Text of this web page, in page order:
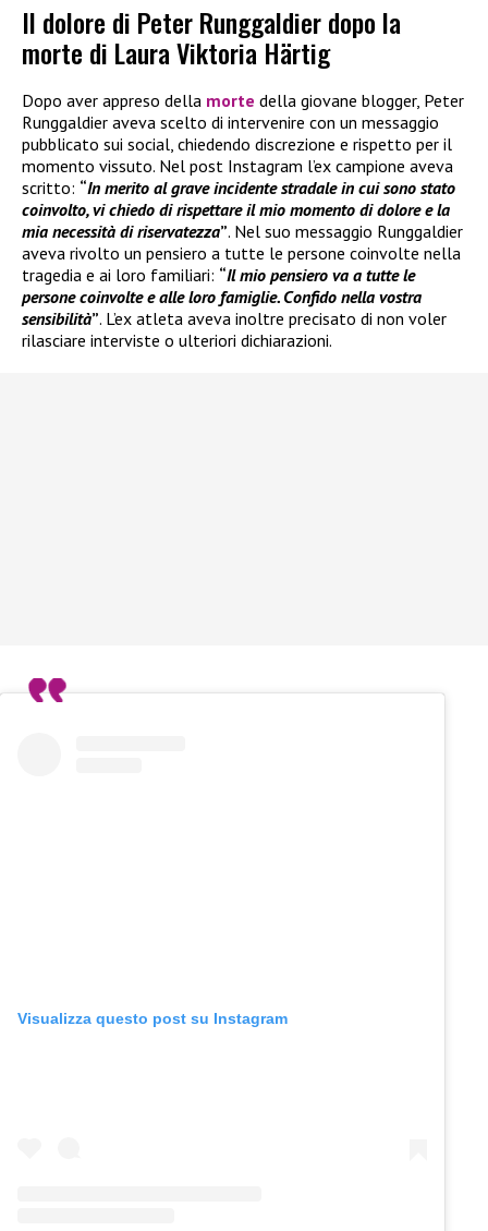
Il dolore di Peter Runggaldier dopo la
morte di Laura Viktoria Härtig
Dopo aver appreso della morte della giovane blogger, Peter
Runggaldier aveva scelto di intervenire con un messaggio
pubblicato sui social, chiedendo discrezione e rispetto per il
momento vissuto. Nel post Instagram l’ex campione aveva
scritto: “In merito al grave incidente stradale in cui sono stato
coinvolto, vi chiedo di rispettare il mio momento di dolore e la
mia necessità di riservatezza”. Nel suo messaggio Runggaldier
aveva rivolto un pensiero a tutte le persone coinvolte nella
tragedia e ai loro familiari: “Il mio pensiero va a tutte le
persone coinvolte e alle loro famiglie. Confido nella vostra
sensibilità”. L’ex atleta aveva inoltre precisato di non voler
rilasciare interviste o ulteriori dichiarazioni.
Visualizza questo post su Instagram